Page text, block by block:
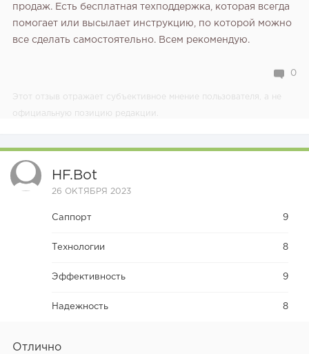
продаж. Есть бесплатная техподдержка, которая всегда
помогает или высылает инструкцию, по которой можно
все сделать самостоятельно. Всем рекомендую.
0
Этот отзыв отражает субъективное мнение пользователя, а не
официальную позицию редакции.
HF.bot
26 ОКТЯБРЯ 2023
Саппорт 9
Технологии 8
Эффективность 9
Надежность 8
Отлично